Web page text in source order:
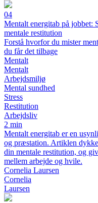
04
Mentalt energitab på jobbet:
mentale restitution
Forstå hvorfor du mister
du får det tilbage
Mentalt
Mentalt
Arbejdsmiljø
Mental sundhed
Stress
Restitution
Arbejdsliv
2 min
Mentalt energitab er en
og præstation. Artiklen
din mentale restitution, og
mellem arbejde og hvile.
Cornelia Laursen
Cornelia
Laursen